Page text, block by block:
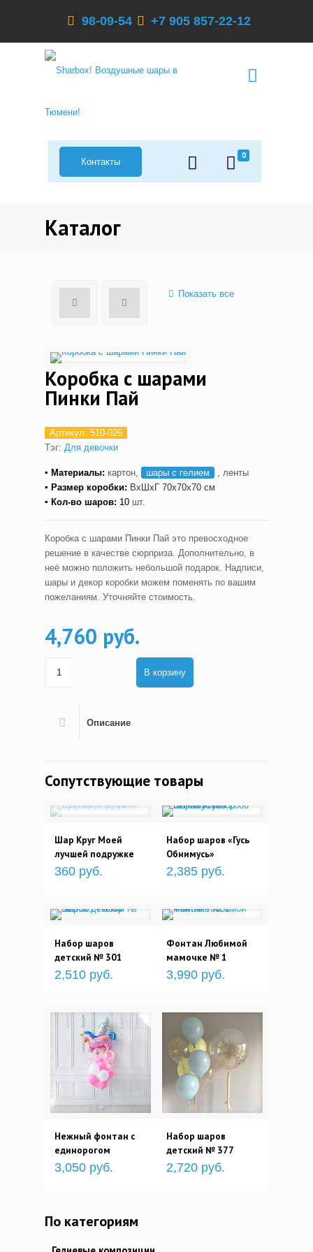
98-09-54 +7 905 857-22-12
0
Контакты
Каталог
Показать все
Коробка с шарами
Пинки Пай
Артикул: 510-026
Тэг: Для девочки
▪ Материалы: картон, шары с гелием
, ленты
▪ Размер коробки: ВxШxГ 70x70x70 см
▪ Кол-во шаров: 10 шт.
Коробка с шарами Пинки Пай это превосходное
решение в качестве сюрприза. Дополнительно, в
неё можно положить небольшой подарок. Надписи,
шары и декор коробки можем поменять по вашим
пожеланиям. Уточняйте стоимость.
4,760 руб.
В корзину
Описание
Сопутствующие товары
Шар Круг Моей
лучшей подружке
360 руб.
Набор шаров «Гусь
Обнимусь»
2,385 руб.
Набор шаров
детский № 301
2,510 руб.
Фонтан Любимой
мамочке № 1
3,990 руб.
Нежный фонтан с
единорогом
3,050 руб.
Набор шаров
детский № 377
2,720 руб.
По категориям